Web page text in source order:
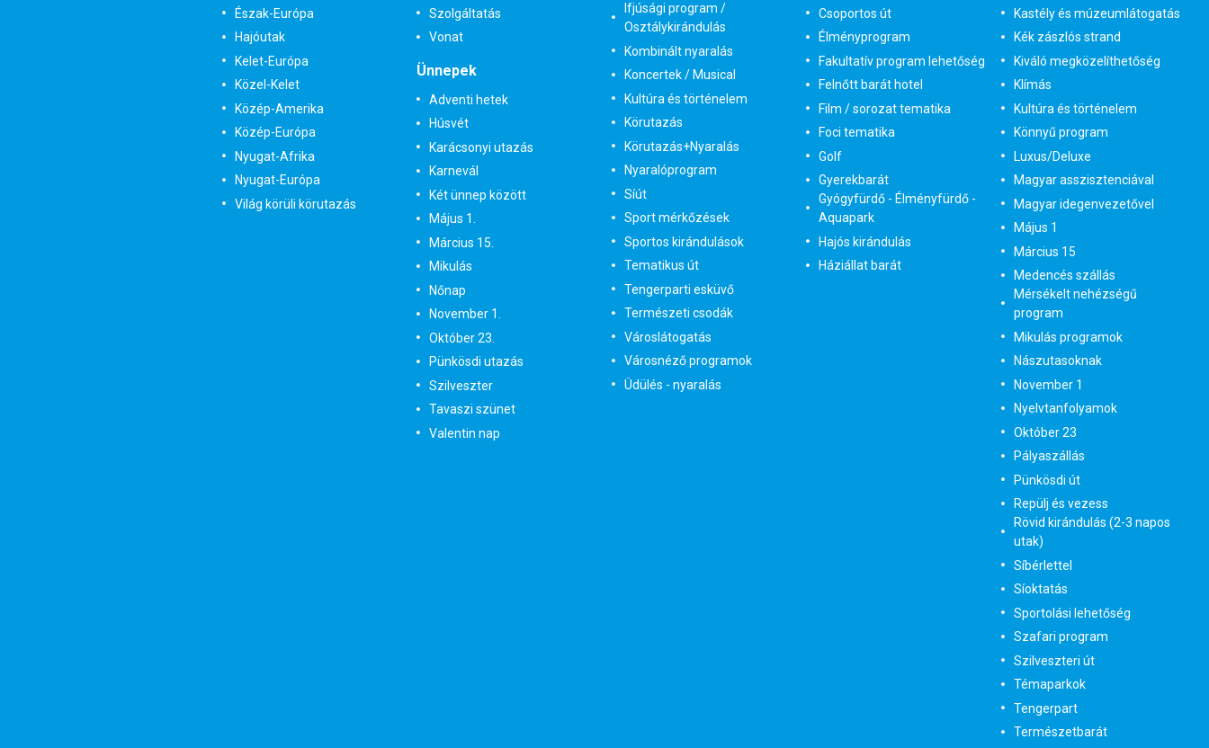
Észak-Európa
Hajóutak
Kelet-Európa
Közel-Kelet
Közép-Amerika
Közép-Európa
Nyugat-Afrika
Nyugat-Európa
Világ körüli körutazás
Szolgáltatás
Vonat
Ünnepek
Adventi hetek
Húsvét
Karácsonyi utazás
Karnevál
Két ünnep között
Május 1.
Március 15.
Mikulás
Nőnap
November 1.
Október 23.
Pünkösdi utazás
Szilveszter
Tavaszi szünet
Valentin nap
Ifjúsági program /
Osztálykirándulás
Kombinált nyaralás
Koncertek / Musical
Kultúra és történelem
Körutazás
Körutazás+Nyaralás
Nyaralóprogram
Síút
Sport mérkőzések
Sportos kirándulások
Tematikus út
Tengerparti esküvő
Természeti csodák
Városlátogatás
Városnéző programok
Üdülés - nyaralás
Csoportos út
Élményprogram
Fakultatív program lehetőség
Felnőtt barát hotel
Film / sorozat tematika
Foci tematika
Golf
Gyerekbarát
Gyógyfürdő - Élményfürdő -
Aquapark
Hajós kirándulás
Háziállat barát
Kastély és múzeumlátogatás
Kék zászlós strand
Kiváló megközelíthetőség
Klímás
Kultúra és történelem
Könnyű program
Luxus/Deluxe
Magyar asszisztenciával
Magyar idegenvezetővel
Május 1
Március 15
Medencés szállás
Mérsékelt nehézségű
program
Mikulás programok
Nászutasoknak
November 1
Nyelvtanfolyamok
Október 23
Pályaszállás
Pünkösdi út
Repülj és vezess
Rövid kirándulás (2-3 napos
utak)
Síbérlettel
Síoktatás
Sportolási lehetőség
Szafari program
Szilveszteri út
Témaparkok
Tengerpart
Természetbarát